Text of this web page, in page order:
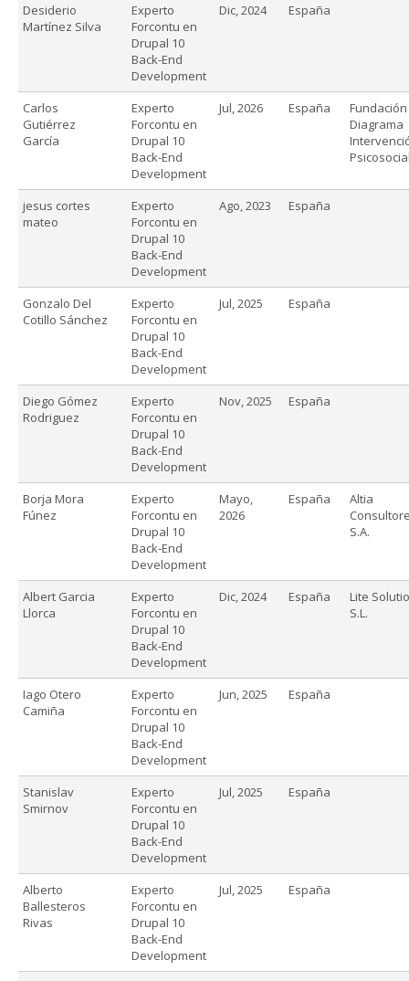
Desiderio
Martínez Silva
Experto
Forcontu en
Drupal 10
Back-End
Development
Dic, 2024 España
Carlos
Gutiérrez
García
Experto
Forcontu en
Drupal 10
Back-End
Development
Jul, 2026 España
Fundación
Diagrama
jesus cortes
mateo
Experto
Forcontu en
Drupal 10
Back-End
Development
Ago, 2023 España
Gonzalo Del
Cotillo Sánchez
Experto
Forcontu en
Drupal 10
Back-End
Development
Jul, 2025 España
Diego Gómez
Rodriguez
Experto
Forcontu en
Drupal 10
Back-End
Development
Nov, 2025 España
Borja Mora
Fúnez
Experto
Forcontu en
Drupal 10
Back-End
Development
Mayo,
2026
España
Altia
S.A.
Albert Garcia
Llorca
Experto
Forcontu en
Drupal 10
Back-End
Development
Dic, 2024 España
Lite
S.L.
Iago Otero
Camiña
Experto
Forcontu en
Drupal 10
Back-End
Development
Jun, 2025 España
Stanislav
Smirnov
Experto
Forcontu en
Drupal 10
Back-End
Development
Jul, 2025 España
Alberto
Ballesteros
Rivas
Experto
Forcontu en
Drupal 10
Back-End
Development
Jul, 2025 España